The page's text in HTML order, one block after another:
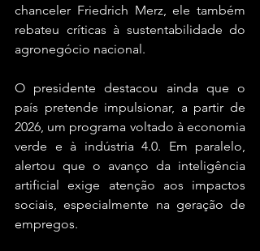
chanceler Friedrich Merz, ele também
rebateu críticas à sustentabilidade do
agronegócio nacional.
O presidente destacou ainda que o
país pretende impulsionar, a partir de
2026, um programa voltado à economia
verde e à indústria 4.0. Em paralelo,
alertou que o avanço da inteligência
artificial exige atenção aos impactos
sociais, especialmente na geração de
empregos.